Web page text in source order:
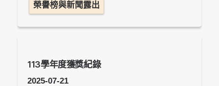
榮譽榜與新聞露出
113學年度獲獎紀錄
2025-07-21